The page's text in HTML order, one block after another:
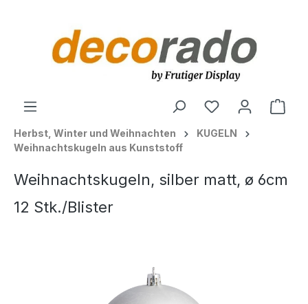
Herbst, Winter und Weihnachten
KUGELN
Weihnachtskugeln aus Kunststoff
Weihnachtskugeln, silber matt, ø 6cm
12 Stk./Blister